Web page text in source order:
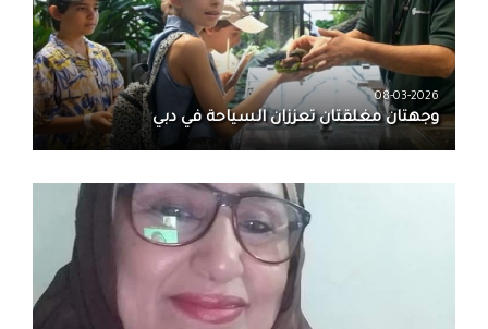
08-03-2026
وجهتان مغلقتان تعززان السياحة في دبي